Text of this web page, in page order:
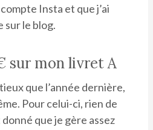
Insta et que j’ai
sur le blog.
sur mon livret A
que l’année dernière,
Pour celui-ci, rien de
que je gère assez